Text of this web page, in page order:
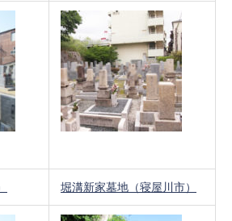
堀溝新家墓地（寝屋川市）